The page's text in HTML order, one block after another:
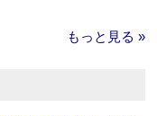
もっと見る »